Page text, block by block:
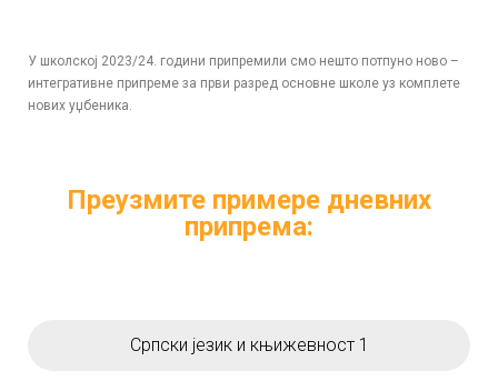
У школској 2023/24. години припремили смо нешто потпуно ново –
интегративне припреме за први разред основне школе уз комплете
нових уџбеника.
Преузмите примере дневних
припрема:
Српски језик и књижевност 1